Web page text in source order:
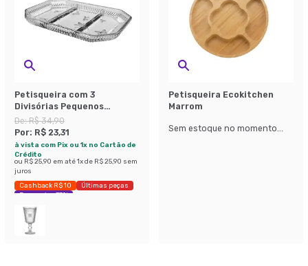
Petisqueira com 3
Divisórias Pequenos
Voadores Transparente
De:R$ 34,90
Por: R$ 23,31
à vista com Pix ou 1x no Cartão de
Crédito
ou R$ 25,90 em até1x de R$ 25,90 sem
juros
Cashback R$ 10
Últimas peças
Economize 33%
Petisqueira Ecokitchen
Marrom
Sem estoque no momento...